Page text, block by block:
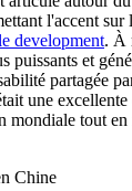
l'accent sur
development. À
puissants et
partagée
une
mondiale tout